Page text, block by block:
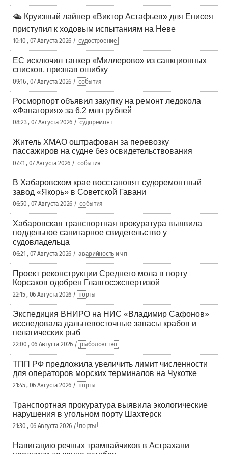
🛳️ Круизный лайнер «Виктор Астафьев» для Енисея
приступил к ходовым испытаниям на Неве
10:10 , 07 Августа 2026 / судостроение
ЕС исключил танкер «Миллерово» из санкционных
списков, признав ошибку
09:16 , 07 Августа 2026 / события
Росморпорт объявил закупку на ремонт ледокола
«Фанагория» за 6,2 млн рублей
08:23 , 07 Августа 2026 / судоремонт
Житель ХМАО оштрафован за перевозку
пассажиров на судне без освидетельствования
07:41 , 07 Августа 2026 / события
В Хабаровском крае восстановят судоремонтный
завод «Якорь» в Советской Гавани
06:50 , 07 Августа 2026 / события
Хабаровская транспортная прокуратура выявила
поддельное санитарное свидетельство у
судовладельца
06:21 , 07 Августа 2026 / аварийность и чп
Проект реконструкции Среднего мола в порту
Корсаков одобрен Главгосэкспертизой
22:15 , 06 Августа 2026 / порты
Экспедиция ВНИРО на НИС «Владимир Сафонов»
исследовала дальневосточные запасы крабов и
пелагических рыб
22:00 , 06 Августа 2026 / рыболовство
ТПП РФ предложила увеличить лимит численности
для операторов морских терминалов на Чукотке
21:45 , 06 Августа 2026 / порты
Транспортная прокуратура выявила экологические
нарушения в угольном порту Шахтерск
21:30 , 06 Августа 2026 / порты
Навигацию речных трамвайчиков в Астрахани